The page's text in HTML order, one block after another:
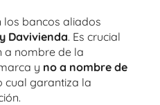
los bancos aliados
Davivienda. Es crucial
a nombre de la
y no a nombre de
cual garantiza la